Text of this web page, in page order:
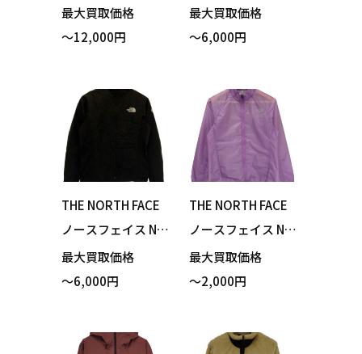
W62236 Mountain
Light Jacket マウ
プ Lサイズ 買い取
りました！
最大買取価格
～12,000円
22370 Infinity Trai
l Hoodie インフィ
ブラック Sサイズ
ポーチ付き 買い取
りました！
最大買取価格
～6,000円
THE NORTH FACE
ノースフェイス NY
32371 Ventrix Trai
l Jacket ベントリッ
サイズ ポーチ付き
最大買取価格
～6,000円
THE NORTH FACE
ノースフェイス NP
W22171 Impulse R
acing Jacket イン
ン Mサイズ 買い取
最大買取価格
～2,000円